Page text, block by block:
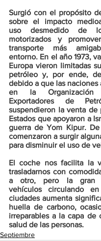
Surgió con el propósito
sobre el impacto
uso desmedido de
motorizados y
transporte más
entorno. En el año 1973,
Europa vieron limitadas
petróleo y, por ende,
debido a que las naciones
en la Organización
Exportadores de
suspendieron la venta de
Estados que apoyaron a
guerra de Yom Kipur. De
comenzaron a surgir
para disminuir el uso de
El coche nos facilita la
trasladarnos con
a otro, pero la gran
vehículos circulando
ciudades aumenta
huella de carbono,
irreparables a la capa de
salud de las personas.
Septiembre